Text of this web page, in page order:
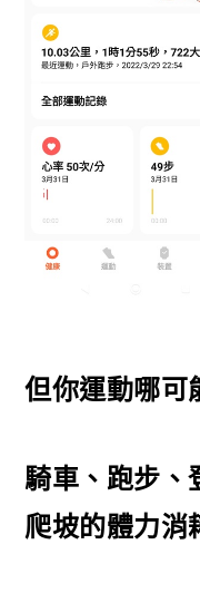
但你運動哪可
騎車、跑步、
爬坡的體力消